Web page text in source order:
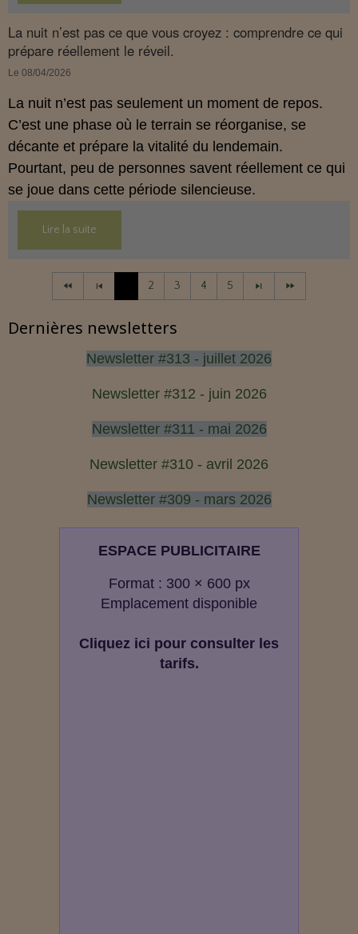
et conforme à la réglementation française de 2026.
La nuit n’est pas ce que vous croyez : comprendre ce qui
prépare réellement le réveil.
Le 08/04/2026
La nuit n’est pas seulement un moment de repos.
C’est une phase où le terrain se réorganise, se
décante et prépare la vitalité du lendemain.
Pourtant, peu de personnes savent réellement ce qui
se joue dans cette période silencieuse.
Lire la suite
2 3 4 5
Dernières newsletters
Newsletter #313 - juillet 2026
Newsletter #312 - juin 2026
Newsletter #311 - mai 2026
Newsletter #310 - avril 2026
Newsletter #309 - mars 2026
ESPACE PUBLICITAIRE
Format : 300 × 600 px
Emplacement disponible
Cliquez ici pour consulter les
tarifs.